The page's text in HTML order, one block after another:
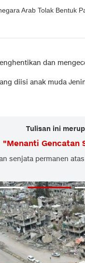
Arab Tolak Bentuk
dan
diisi anak muda
Tulisan ini
"Menanti Gencatan
senjata permanen